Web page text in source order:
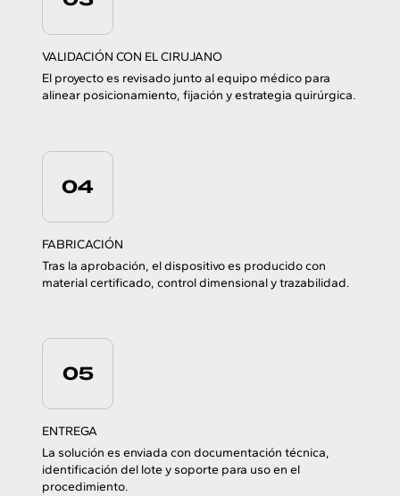
VALIDACIÓN CON EL CIRUJANO
El proyecto es revisado junto al equipo médico para
alinear posicionamiento, fijación y estrategia quirúrgica.
04
FABRICACIÓN
Tras la aprobación, el dispositivo es producido con
material certificado, control dimensional y trazabilidad.
05
ENTREGA
La solución es enviada con documentación técnica,
identificación del lote y soporte para uso en el
procedimiento.